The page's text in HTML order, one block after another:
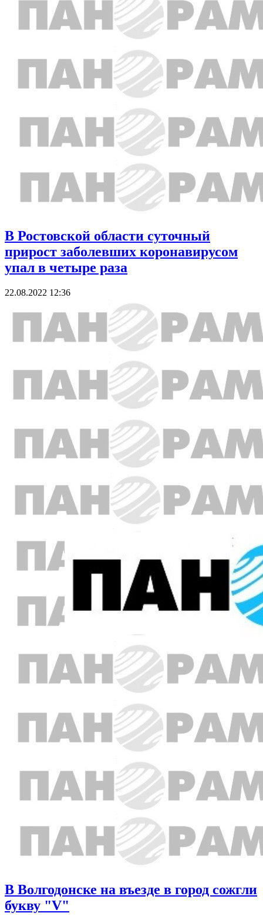
В Ростовской области суточный
прирост заболевших коронавирусом
упал в четыре раза
22.08.2022 12:36
В Волгодонске на въезде в город сожгли
букву "V"